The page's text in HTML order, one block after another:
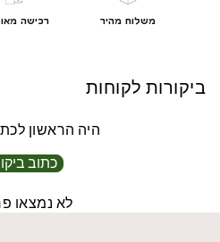
44משלוח מהיר רכישה
ביקורות לקוחות
היה הראשון
כתוב
לא נמצאו